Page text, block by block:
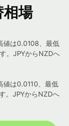
相場
値は0.0108、最低
。JPYからNZDへ
値は0.0110、最低
。JPYからNZDへ